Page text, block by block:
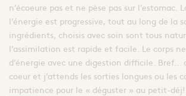
n’écoeure pas et ne pèse pas sur l’estomac.
l’énergie est progressive, tout au long de la
ingrédients, choisis avec soin sont tous
l’assimilation est rapide et facile. Le corps
d’énergie avec une digestion difficile. Bref…
coeur et j’attends les sorties longues ou les
impatience pour le « déguster » au petit-déj!